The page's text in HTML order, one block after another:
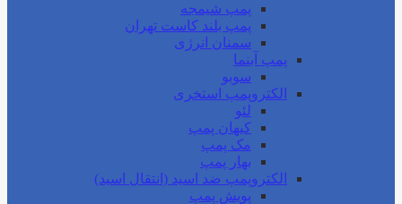
پمپ شیمجه
پمپ بلند کاست تهران
سمنان انرژی
پمپ آبنما
سوبو
الکتروپمپ استخری
لئو
کیهان پمپ
مک پمپ
بهار پمپ
الکتروپمپ ضد اسید (انتقال اسید)
پویش پمپ